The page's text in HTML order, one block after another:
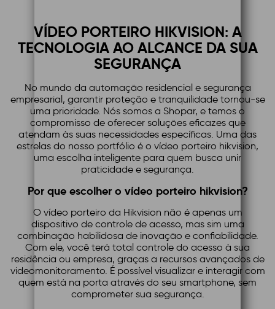
VÍDEO PORTEIRO HIKVISION: A
TECNOLOGIA AO ALCANCE DA SUA
SEGURANÇA
No mundo da automação residencial e segurança
empresarial, garantir proteção e tranquilidade tornou-se
uma prioridade. Nós somos a Shopar, e temos o
compromisso de oferecer soluções eficazes que
atendam às suas necessidades específicas. Uma das
estrelas do nosso portfólio é o vídeo porteiro hikvision,
uma escolha inteligente para quem busca unir
praticidade e segurança.
Por que escolher o vídeo porteiro hikvision?
O vídeo porteiro da Hikvision não é apenas um
dispositivo de controle de acesso, mas sim uma
combinação habilidosa de inovação e confiabilidade.
Com ele, você terá total controle do acesso à sua
residência ou empresa, graças a recursos avançados de
videomonitoramento. É possível visualizar e interagir com
quem está na porta através do seu smartphone, sem
comprometer sua segurança.